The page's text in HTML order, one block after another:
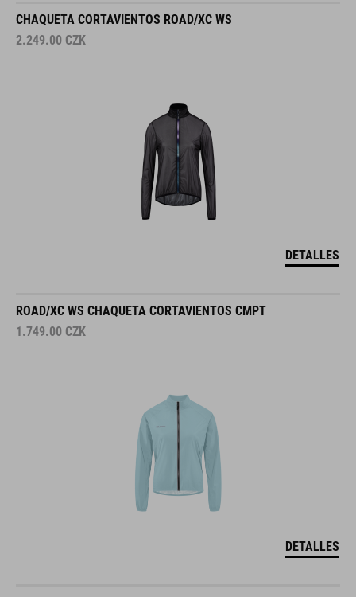
CHAQUETA CORTAVIENTOS ROAD/XC WS
2.249.00 CZK
DETALLES
ROAD/XC WS CHAQUETA CORTAVIENTOS CMPT
1.749.00 CZK
DETALLES